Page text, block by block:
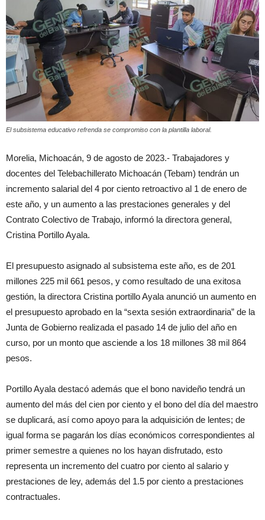
El subsistema educativo refrenda se compromiso con la plantilla laboral.
Morelia, Michoacán, 9 de agosto de 2023.- Trabajadores y
docentes del Telebachillerato Michoacán (Tebam) tendrán un
incremento salarial del 4 por ciento retroactivo al 1 de enero de
este año, y un aumento a las prestaciones generales y del
Contrato Colectivo de Trabajo, informó la directora general,
Cristina Portillo Ayala.
El presupuesto asignado al subsistema este año, es de 201
millones 225 mil 661 pesos, y como resultado de una exitosa
gestión, la directora Cristina portillo Ayala anunció un aumento en
el presupuesto aprobado en la “sexta sesión extraordinaria” de la
Junta de Gobierno realizada el pasado 14 de julio del año en
curso, por un monto que asciende a los 18 millones 38 mil 864
pesos.
Portillo Ayala destacó además que el bono navideño tendrá un
aumento del más del cien por ciento y el bono del día del maestro
se duplicará, así como apoyo para la adquisición de lentes; de
igual forma se pagarán los días económicos correspondientes al
primer semestre a quienes no los hayan disfrutado, esto
representa un incremento del cuatro por ciento al salario y
prestaciones de ley, además del 1.5 por ciento a prestaciones
contractuales.